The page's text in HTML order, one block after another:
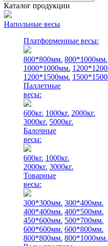
Каталог продукции
Напольные весы
Платформенные весы:
800*800мм. 800*1000мм.
1000*1000мм.
1200*1500мм.
Паллетные
весы:
600кг. 1000кг. 2000кг.
3000кг. 5000кг.
Балочные
весы:
600кг. 1000кг.
2000кг. 3000кг.
Товарные
весы:
300*300мм. 300*400мм.
400*400мм. 400*500мм.
450*600мм. 500*700мм.
600*600мм. 600*800мм.
800*800мм. 800*1000мм.